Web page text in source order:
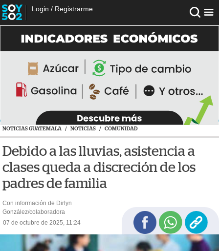
Login / Registrarme
NOTICIAS GUATEMALA / NOTICIAS / COMUNIDAD
Debido a las lluvias, asistencia a
clases queda a discreción de los
padres de familia
Con información de Dirlyn
González/colaboradora
07 de octubre de 2025, 11:24